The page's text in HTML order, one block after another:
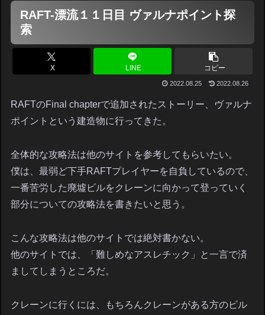
RAFT-漂流１１日目 ヴァルナポイント探
索
X LINE コピー
2022.08.25 2022.08.26
RAFTのFinal chapterで追加されたストーリー、ヴァルナ
ポイントという建造物に行ってきた。
全体的な攻略法は他のサイトを参考してもらいたい。
僕は、最弱ど下手RAFTプレイヤーを自負しているので、
一番苦労した廃墟ビルをクレーンに向かって登っていく
部分についての攻略法を書きたいと思う。
こんな攻略法は他のサイトでは絶対書かない。
他のサイトでは、「難しめなアスレチック」と一言で済
ましてしまうところだ。
クレーンに行くには、もちろんクレーンがある方のビル